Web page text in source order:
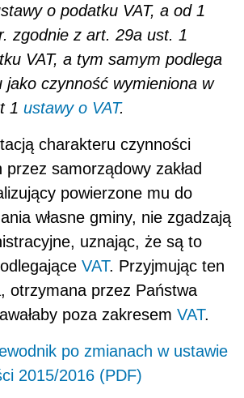
o podatku VAT, a od 1
zgodnie z art. 29a ust. 1
VAT, a tym samym podlega
jako czynność wymieniona w
1ustawy o VAT.
charakteru czynności
przez samorządowy zakład
powierzone mu do
własne gminy, nie zgadzają
uzna­jąc, że są to
VAT. Przyjmując ten
otrzymana przez Państwa
poza zakresemVAT.
po zmianach w ustawie
2015/2016 (PDF)